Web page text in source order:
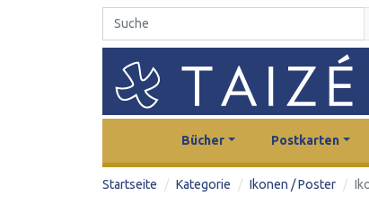
Bücher Postkarten
Startseite Kategorie Ikonen / Poster